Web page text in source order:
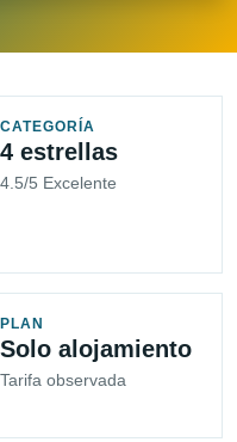
CATEGORÍA
4 estrellas
4.5/5 Excelente
PLAN
Solo alojamiento
Tarifa observada